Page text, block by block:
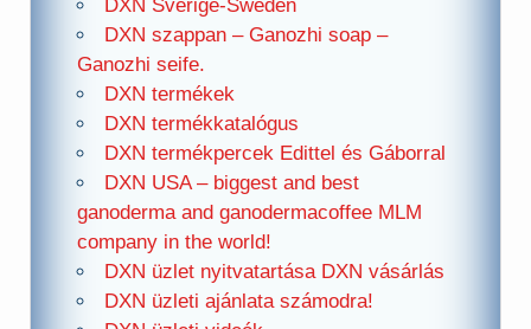
DXN Sverige-Sweden
DXN szappan – Ganozhi soap –
Ganozhi seife.
DXN termékek
DXN termékkatalógus
DXN termékpercek Edittel és Gáborral
DXN USA – biggest and best
ganoderma and ganodermacoffee MLM
company in the world!
DXN üzlet nyitvatartása DXN vásárlás
DXN üzleti ajánlata számodra!